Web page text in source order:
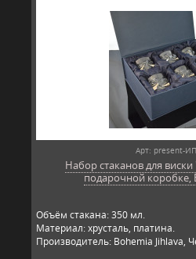
Арт: present-
Набор стаканов для
подарочной коробке,
Объём стакана: 350 мл.
Материал: хрусталь, платина.
Производитель: Bohemia Jihlava,